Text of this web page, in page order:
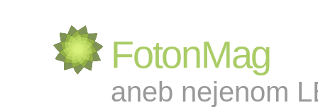
FotonMag
aneb nejenom